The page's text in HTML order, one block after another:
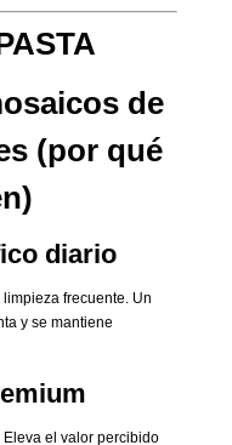
de
(por qué
diario
frecuente. Un
y se mantiene
Eleva el valor percibido